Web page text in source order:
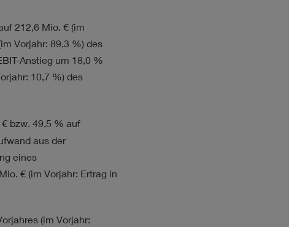
212,6 Mio. €(im
Vorjahr: 89,3 %) des
Anstieg um 18,0 %
10,7 %) des
bzw. 49,5 % auf
aus der
eines
€(im Vorjahr: Ertrag in
(im Vorjahr: